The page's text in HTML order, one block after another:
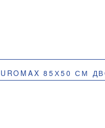
85Х50 СМ ДВОЙНАЯ